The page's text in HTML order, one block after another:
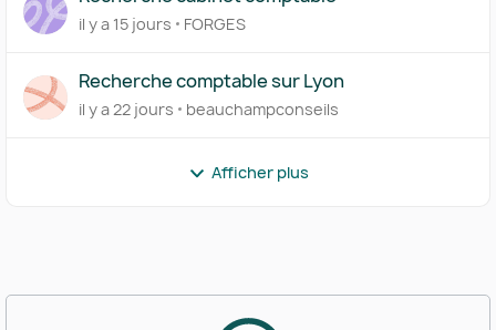
il y a 15 jours FORGES
Recherche comptable sur Lyon
il y a 22 jours beauchampconseils
Afficher plus